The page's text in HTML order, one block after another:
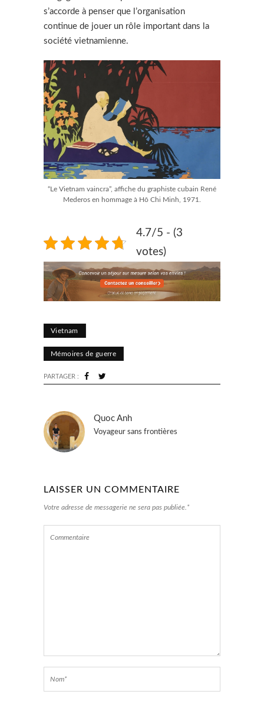
s’accorde à penser que l’organisation
continue de jouer un rôle important dans la
société vietnamienne.
“Le Vietnam vaincra”, affiche du graphiste cubain René
Mederos en hommage à Hô Chi Minh, 1971.
4.7/5 - (3
votes)
Vietnam
Mémoires de guerre
PARTAGER :
Quoc Anh
Voyageur sans frontières
LAISSER UN COMMENTAIRE
Votre adresse de messagerie ne sera pas publiée.*